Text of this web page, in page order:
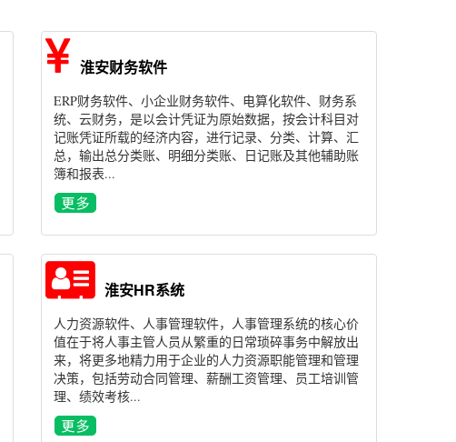
淮安财务软件
ERP财务软件、小企业财务软件、电算化软件、财务系
统、云财务，是以会计凭证为原始数据，按会计科目对
记账凭证所载的经济内容，进行记录、分类、计算、汇
总，输出总分类账、明细分类账、日记账及其他辅助账
簿和报表...
淮安HR系统
人力资源软件、人事管理软件，人事管理系统的核心价
值在于将人事主管人员从繁重的日常琐碎事务中解放出
来，将更多地精力用于企业的人力资源职能管理和管理
决策，包括劳动合同管理、薪酬工资管理、员工培训管
理、绩效考核...